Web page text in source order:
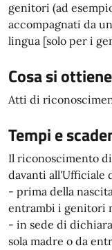
genitori (ad
accompagnati da
lingua [solo per i
Cosa si ottiene
Atti di
Tempi e
Il riconoscimento
davanti all'Ufficiale
- prima della
entrambi i genitori
- in sede di
sola madre o da